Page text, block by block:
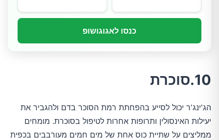
כנסו לאגוגושופ
10.סוכרת
הג'ינג'ר יכול לסייע בהפחתת רמת הסוכר בדם ולהגביר את
יעילות האינסולין ותרופות אחרות לטיפול בסוכרת. מומחים
ממליצים על שתיית כוס אחת של מים חמים מעורבבים בכפית